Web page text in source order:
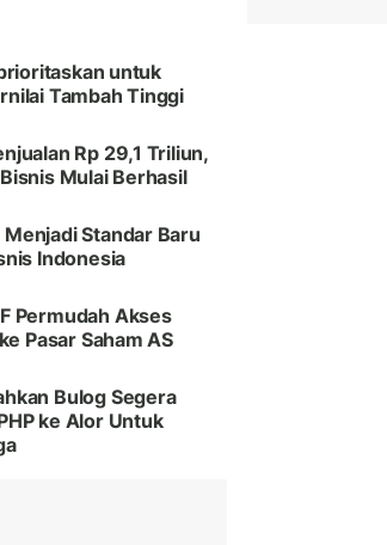
untuk
Tambah Tinggi
Rp 29,1 Triliun,
Mulai Berhasil
Menjadi Standar Baru
Indonesia
Permudah Akses
Pasar Saham AS
Bulog Segera
ke Alor Untuk